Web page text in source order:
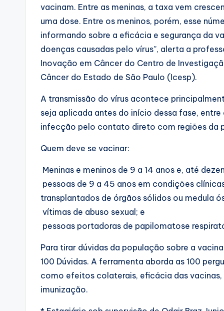
vacinam. Entre as meninas, a taxa vem
uma dose. Entre os meninos, porém, esse
informando sobre a eficácia e segurança da
doenças causadas pelo vírus”, alerta a
Inovação em Câncer do Centro de
Câncer do Estado de São Paulo (Icesp).
A transmissão do vírus acontece
seja aplicada antes do início dessa fase,
infecção pelo contato direto com regiões da
Quem deve se vacinar:
Meninas e meninos de 9 a 14 anos e, até
pessoas de 9 a 45 anos em condições
transplantados de órgãos sólidos ou medula
vítimas de abuso sexual; e
pessoas portadoras de papilomatose
Para tirar dúvidas da população sobre a
100 Dúvidas. A ferramenta aborda as 100
como efeitos colaterais, eficácia das
imunização.